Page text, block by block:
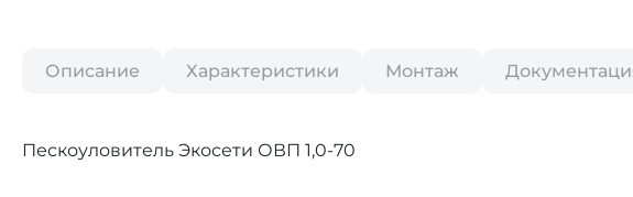
Описание Характеристики Монтаж
Пескоуловитель Экосети ОВП 1,0-70